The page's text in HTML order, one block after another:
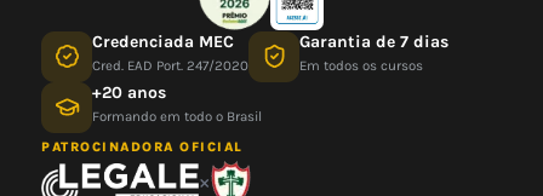
Credenciada MEC
Cred. EAD Port. 247/2020
Garantia de 7 dias
Em todos os cursos
+20 anos
Formando em todo o Brasil
PATROCINADORA OFICIAL
×